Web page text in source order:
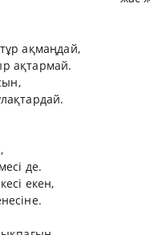
ақмаңдай,
ақтармай.
де.
екен,